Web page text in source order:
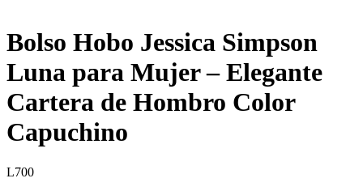
Bolso Hobo Jessica Simpson
Luna para Mujer – Elegante
Cartera de Hombro Color
Capuchino
L700